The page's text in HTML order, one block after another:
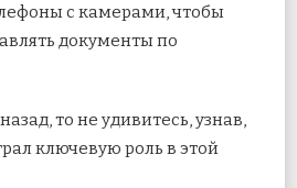
с камерами, чтобы
документы по
то не удивитесь, узнав,
ключевую роль в этой